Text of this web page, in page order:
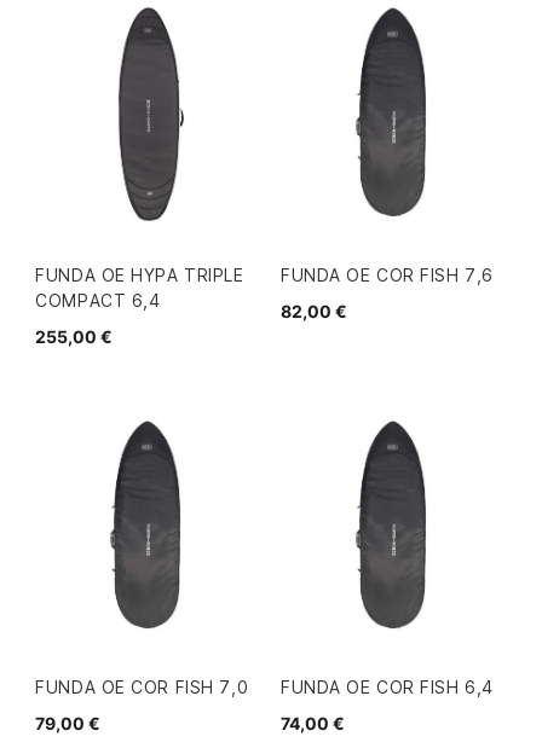
FUNDA OE HYPA TRIPLE
COMPACT 6,4
255,00 €
FUNDA OE COR FISH 7,6
82,00 €
FUNDA OE COR FISH 7,0
79,00 €
FUNDA OE COR FISH 6,4
74,00 €